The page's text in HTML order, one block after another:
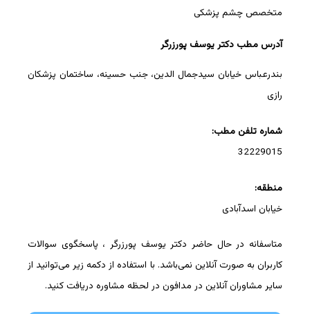
متخصص چشم پزشکی
آدرس مطب دکتر یوسف پورزرگر
بندرعباس خیابان سیدجمال الدین، جنب حسینه، ساختمان پزشکان
رازی
شماره تلفن مطب:
32229015
منطقه:
خیابان اسدآبادی
متاسفانه در حال حاضر دکتر یوسف پورزرگر ، پاسخگوی سوالات
کاربران به صورت آنلاین نمی‌باشد. با استفاده از دکمه زیر می‌توانید از
سایر مشاوران آنلاین در مدافون در لحظه مشاوره دریافت کنید.